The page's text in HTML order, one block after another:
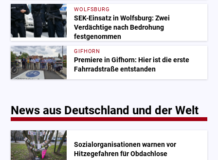
WOLFSBURG
SEK-Einsatz in Wolfsburg: Zwei
Verdächtige nach Bedrohung
festgenommen
GIFHORN
Premiere in Gifhorn: Hier ist die erste
Fahrradstraße entstanden
News aus Deutschland und der Welt
Sozialorganisationen warnen vor
Hitzegefahren für Obdachlose